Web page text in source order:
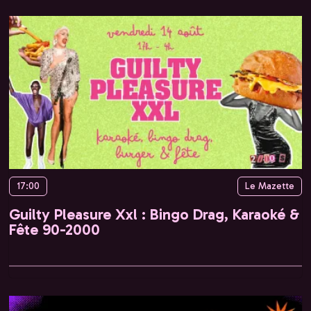
17:00 Le Mazette
Guilty Pleasure Xxl : Bingo Drag, Karaoké &
Fête 90-2000